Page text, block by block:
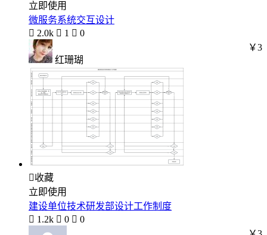
立即使用
微服务系统交互设计
 2.0k  1  0
红珊瑚
￥3
收藏
立即使用
建设单位技术研发部设计工作制度
 1.2k  0  0